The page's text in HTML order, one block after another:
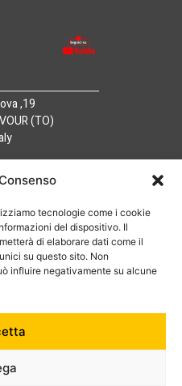
tecnologie come i cookie
del dispositivo. Il
di elaborare dati come il
su questo sito. Non
influire negativamente su alcune
,19
(TO)
600752
srl.com